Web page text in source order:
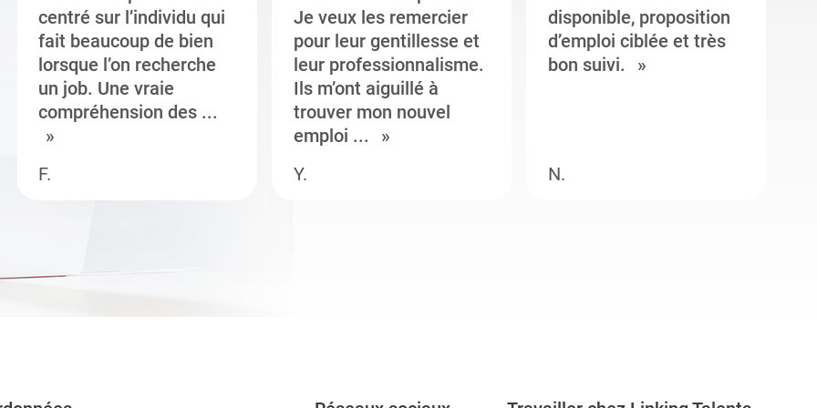
centré sur l’individu qui
fait beaucoup de bien
lorsque l’on recherche
un job. Une vraie
compréhension des ...
F.
Je veux les remercier
pour leur gentillesse et
leur professionnalisme.
Ils m’ont aiguillé à
trouver mon nouvel
emploi ...
Y.
disponible, proposition
d’emploi ciblée et très
bon suivi.
N.